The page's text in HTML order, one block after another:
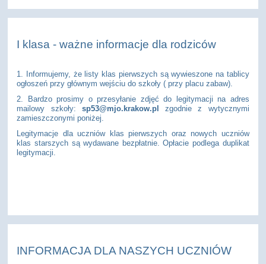
I klasa - ważne informacje dla rodziców
1. Informujemy, że listy klas pierwszych są wywieszone na tablicy
ogłoszeń przy głównym wejściu do szkoły ( przy placu zabaw).
2. Bardzo prosimy o przesyłanie zdjęć do legitymacji na adres
mailowy szkoły: sp53@mjo.krakow.pl
zgodnie z wytycznymi
zamieszczonymi poniżej.
Legitymacje dla uczniów klas pierwszych oraz nowych uczniów
klas starszych są wydawane bezpłatnie. Opłacie podlega duplikat
legitymacji.
INFORMACJA DLA NASZYCH UCZNIÓW